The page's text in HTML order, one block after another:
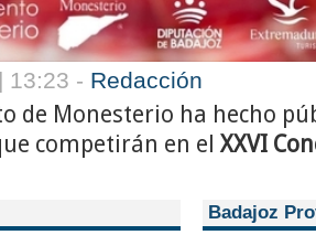
13:23 - Redacción
de Monesterio ha hecho
competirán en el XXVI
Badajoz